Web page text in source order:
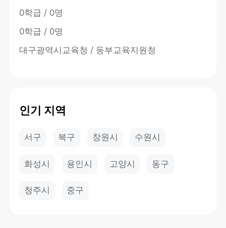
0학급 / 0명
0학급 / 0명
대구광역시교육청 / 동부교육지원청
인기 지역
서구 북구 창원시 수원시
화성시 용인시 고양시 동구
청주시 중구